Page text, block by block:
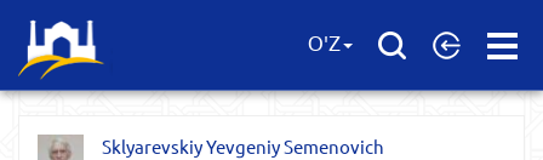
Open
O'Z
Sklyarevskiy Yevgeniy Semenovich